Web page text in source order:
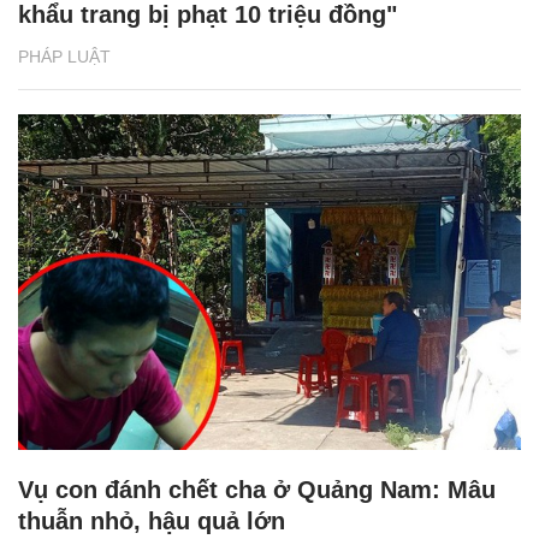
PHÁP LUẬT
khẩu trang bị phạt 10 triệu đồng"
Vụ con đánh chết cha ở Quảng Nam: Mâu
thuẫn nhỏ, hậu quả lớn